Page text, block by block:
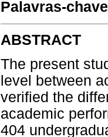
Palavras-chave
ABSTRACT
The present
level between
verified the
academic
404